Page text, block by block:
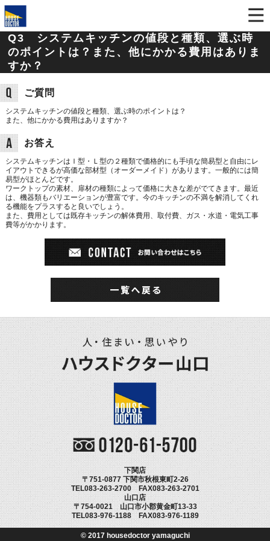
Q3 システムキッチンの値段と種類、選ぶ時
のポイントは？また、他にかかる費用はありま
すか？
ご質問
システムキッチンの値段と種類、選ぶ時のポイントは？
また、他にかかる費用はありますか？
お答え
システムキッチンはＩ型・Ｌ型の２種類で価格的にも手頃な簡易型と自由にレ
イアウトできるが高価な部材型（オーダーメイド）があります。一般的には簡
易型がほとんどです。
ワークトップの素材、扉材の種類によって価格に大きな差がでてきます。最近
は、機器類もバリエーションが豊富です。今のキッチンの不満を解消してくれ
る機能をプラスすると良いでしょう。
また、費用としては既存キッチンの解体費用、取付費、ガス・水道・電気工事
費等がかかります。
下関店
〒751-0877 下関市秋根東町2-26
TEL083-263-2700 FAX083-263-2701
山口店
〒754-0021 山口市小郡黄金町13-33
TEL083-976-1188 FAX083-976-1189
© 2017 housedoctor yamaguchi